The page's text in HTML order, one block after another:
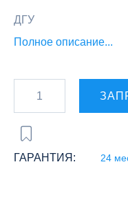
ДГУ
Полное описание...
ГАРАНТИЯ: 24